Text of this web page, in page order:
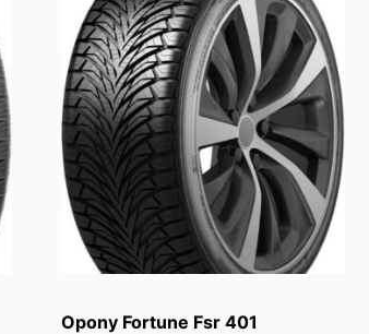
Opony Fortune Fsr 401